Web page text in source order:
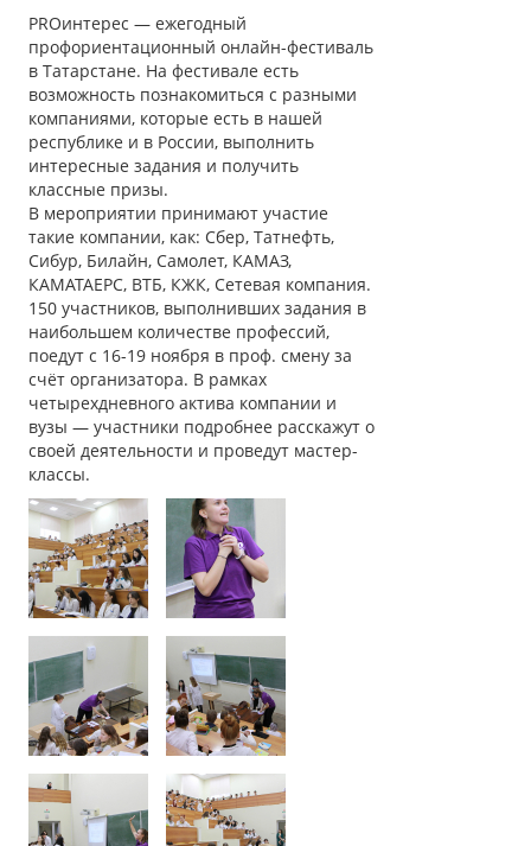
PROинтерес — ежегодный
профориентационный онлайн-фестиваль
в Татарстане. На фестивале есть
возможность познакомиться с разными
компаниями, которые есть в нашей
республике и в России, выполнить
интересные задания и получить
классные призы.
В мероприятии принимают участие
такие компании, как: Сбер, Татнефть,
Сибур, Билайн, Самолет, КАМАЗ,
КАМАТАЕРС, ВТБ, КЖК, Сетевая компания.
150 участников, выполнивших задания в
наибольшем количестве профессий,
поедут с 16-19 ноября в проф. смену за
счёт организатора. В рамках
четырехдневного актива компании и
вузы — участники подробнее расскажут о
своей деятельности и проведут мастер-
классы.